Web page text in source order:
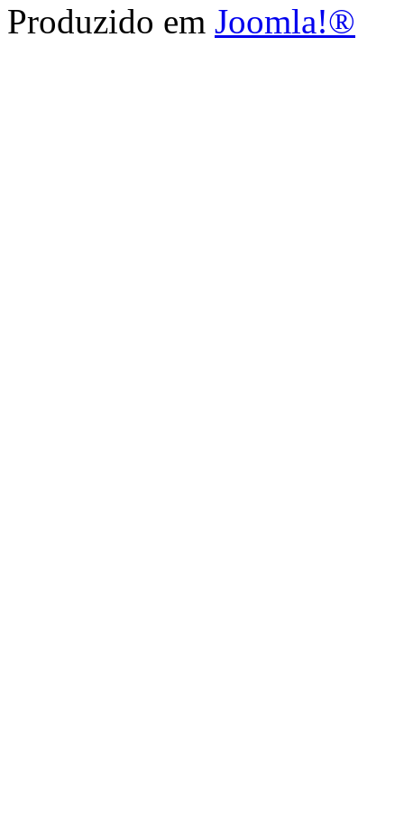
Produzido em Joomla!®